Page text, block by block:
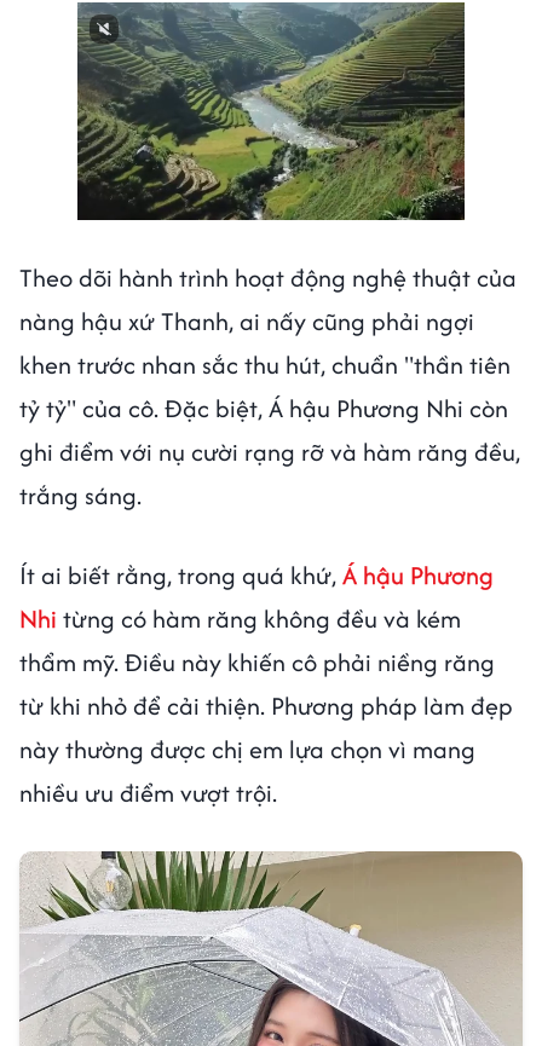
Theo dõi hành trình hoạt động nghệ thuật của
nàng hậu xứ Thanh, ai nấy cũng phải ngợi
khen trước nhan sắc thu hút, chuẩn "thần tiên
tỷ tỷ" của cô. Đặc biệt, Á hậu Phương Nhi còn
ghi điểm với nụ cười rạng rỡ và hàm răng đều,
trắng sáng.
Ít ai biết rằng, trong quá khứ,Á hậu Phương
Nhi từng có hàm răng không đều và kém
thẩm mỹ. Điều này khiến cô phải niềng răng
từ khi nhỏ để cải thiện. Phương pháp làm đẹp
này thường được chị em lựa chọn vì mang
nhiều ưu điểm vượt trội.